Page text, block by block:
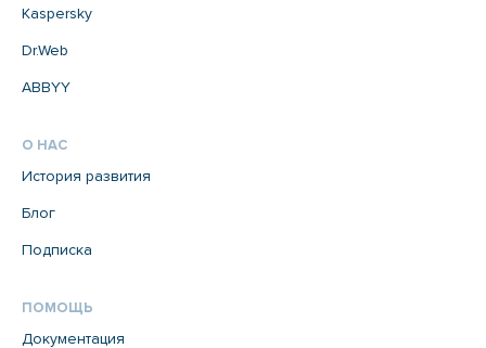
Kaspersky
Dr.Web
ABBYY
О НАС
История развития
Блог
Подписка
ПОМОЩЬ
Документация